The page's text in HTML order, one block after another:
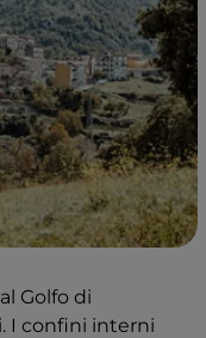
Golfo di
I confini interni